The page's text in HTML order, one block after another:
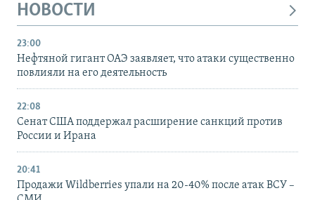
НОВОСТИ
23:00
Нефтяной гигант ОАЭ заявляет, что атаки существенно
повлияли на его деятельность
22:08
Сенат США поддержал расширение санкций против
России и Ирана
20:41
Продажи Wildberries упали на 20-40% после атак ВСУ –